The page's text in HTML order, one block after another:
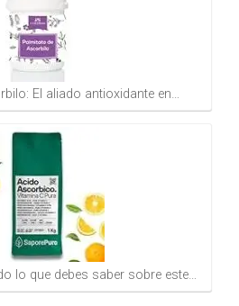
El aliado antioxidante en…
lo que debes saber sobre este…